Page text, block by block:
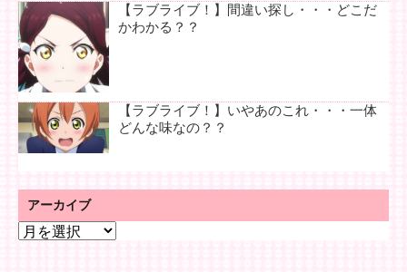
【ラブライブ！】間違い探し・・・どこだ
かわかる？？
【ラブライブ！】いやあのこれ・・・一体
どんな味なの？？
アーカイブ
ア